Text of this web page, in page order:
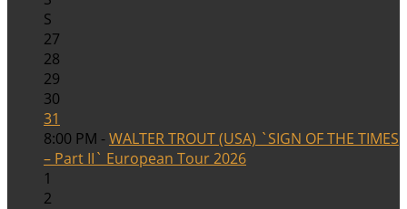
S
27
28
29
30
31
8:00 PM -WALTER TROUT (USA) `SIGN OF THE TIMES
– Part II` European Tour 2026
1
2